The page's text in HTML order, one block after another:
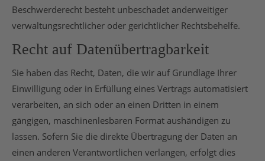
Beschwerderecht besteht unbeschadet anderweitiger
verwaltungsrechtlicher oder gerichtlicher Rechtsbehelfe.
Recht auf Datenübertragbarkeit
Sie haben das Recht, Daten, die wir auf Grundlage Ihrer
Einwilligung oder in Erfüllung eines Vertrags automatisiert
verarbeiten, an sich oder an einen Dritten in einem
gängigen, maschinenlesbaren Format aushändigen zu
lassen. Sofern Sie die direkte Übertragung der Daten an
einen anderen Verantwortlichen verlangen, erfolgt dies